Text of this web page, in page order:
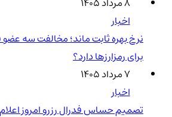
اخبار
نرخ بهره ثابت ماند؛ مخالفت سه عضو
برای رمزارزها دارد؟
۷ مرداد ۱۴۰۵
اخبار
تصمیم حساس فدرال رزرو امروز اعلام